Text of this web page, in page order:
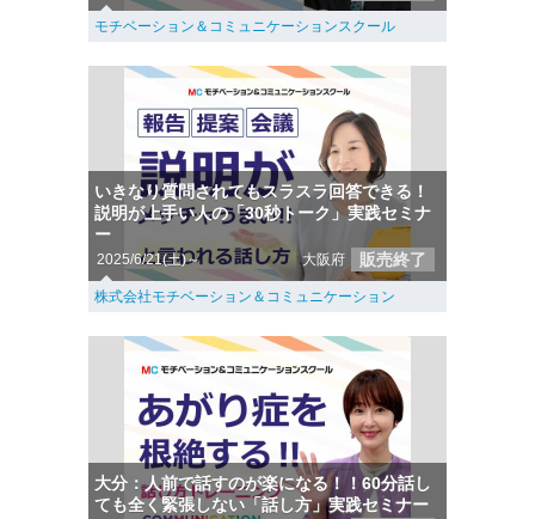
モチベーション＆コミュニケーションスクール
いきなり質問されてもスラスラ回答できる！
説明が上手い人の「30秒トーク」実践セミナ
ー
2025/6/21(土)～ 大阪府 販売終了
株式会社モチベーション＆コミュニケーション
大分：人前で話すのが楽になる！！60分話し
ても全く緊張しない「話し方」実践セミナー